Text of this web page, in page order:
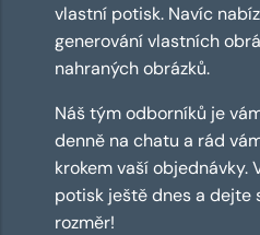
vlastní potisk. Navíc
generování vlastních
nahraných obrázků.
Náš tým odborníků je
denně na chatu a rád
krokem vaší objednávky.
potisk ještě dnes a dejte
rozměr!